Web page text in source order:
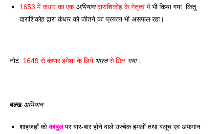
1653 में कंधार का एक अभियान दाराशिकोह के नेतृत्व में भी किया गया, किंतु
दाराशिकोह द्वारा कंधार को जीतने का प्रयत्न भी असफल रहा।
नोट: 1649 से कंधार हमेशा के लिये भारत से छिन गया।
बल्ख अभियान
शाहजहाँ को काबुल पर बार-बार होने वाले उज्बेक हमलों तथा बलूच एवं अफगान